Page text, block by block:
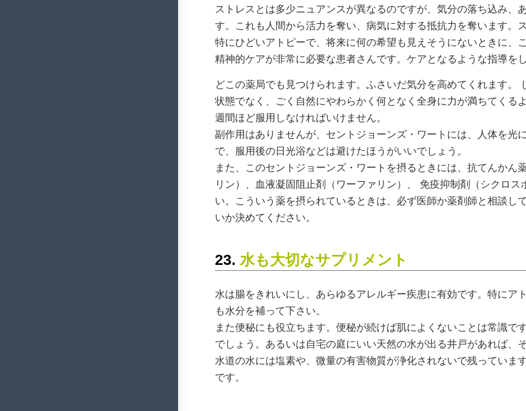
ストレスとは多少ニュアンスが異なるのですが、気分の落ち込み、
す。これも人間から活力を奪い、病気に対する抵抗力を奪います。
特にひどいアトピーで、将来に何の希望も見えそうにないときに、
精神的ケアが非常に必要な患者さんです。ケアとなるような指導を
どこの薬局でも見つけられます。ふさいだ気分を高めてくれます。
状態でなく、ごく自然にやわらかく何となく全身に力が満ちてくる
週間ほど服用しなければいけません。
副作用はありませんが、セントジョーンズ・ワートには、人体を光
で、服用後の日光浴などは避けたほうがいいでしょう。
また、このセントジョーンズ・ワートを摂るときには、抗てんかん
リン）、血液凝固阻止剤（ワーファリン）、 免疫抑制剤（シクロ
い。こういう薬を摂られているときは、必ず医師か薬剤師と相談し
いか決めてください。
23. 水も大切なサプリメント
水は腸をきれいにし、あらゆるアレルギー疾患に有効です。特にア
も水分を補って下さい。
また便秘にも役立ちます。便秘が続けば肌によくないことは常識で
でしょう。あるいは自宅の庭にいい天然の水が出る井戸があれば、
水道の水には塩素や、微量の有害物質が浄化されないで残っていま
です。